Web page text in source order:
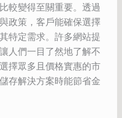
較變得至關重要。透過
政策，客戶能確保選擇
特定需求。許多網站提
人們一目了然地了解不
擇眾多且價格實惠的市
存解決方案時能節省金